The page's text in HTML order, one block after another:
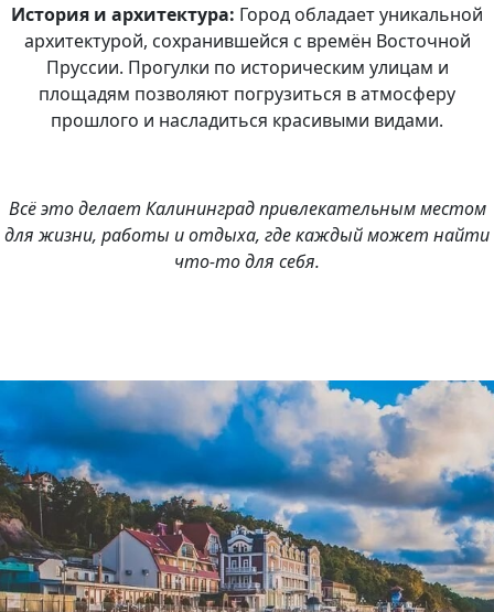
История и архитектура: Город обладает уникальной
архитектурой, сохранившейся с времён Восточной
Пруссии. Прогулки по историческим улицам и
площадям позволяют погрузиться в атмосферу
прошлого и насладиться красивыми видами.
Всё это делает Калининград привлекательным местом
для жизни, работы и отдыха, где каждый может найти
что-то для себя.